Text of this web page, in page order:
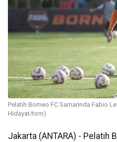
Pelatih Borneo FC Samarinda Fabio
Hidayat/tom)
Jakarta (ANTARA) - Pelatih